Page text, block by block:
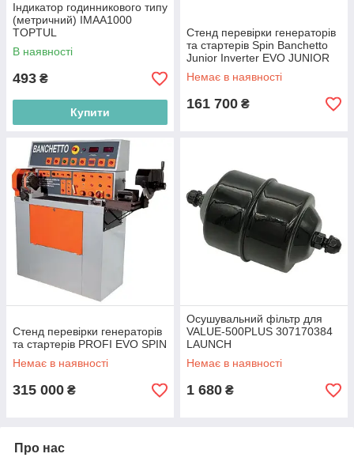
Індикатор годинникового типу
(метричний) IMAA1000
TOPTUL
В наявності
493 ₴
Купити
Стенд перевірки генераторів
та стартерів Spin Banchetto
Junior Inverter EVO JUNIOR
EVO SPIN
Немає в наявності
161 700 ₴
Стенд перевірки генераторів
та стартерів PROFI EVO SPIN
Немає в наявності
315 000 ₴
Осушувальний фільтр для
VALUE-500PLUS 307170384
LAUNCH
Немає в наявності
1 680 ₴
Про нас